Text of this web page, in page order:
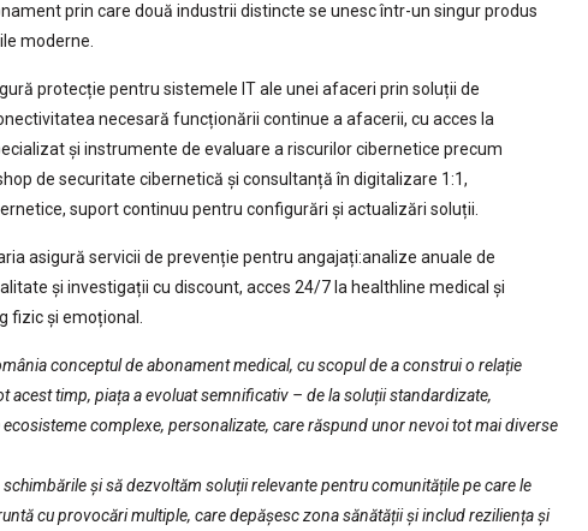
prin care două industrii distincte se unesc într-un singur produs
moderne.
protecție pentru sistemele IT ale unei afaceri prin soluții de
necesară funcționării continue a afacerii, cu acces la
și instrumente de evaluare a riscurilor cibernetice precum
de securitate cibernetică și consultanță în digitalizare 1:1,
suport continuu pentru configurări și actualizări soluții.
asigură servicii de prevenție pentru angajați:analize anuale de
și investigații cu discount, acces 24/7 la healthline medical și
fizic și emoțional.
conceptul de abonament medical, cu scopul de a construi o relație
acest timp, piața a evoluat semnificativ – de la soluții standardizate,
complexe, personalizate, care răspund unor nevoi tot mai diverse
și să dezvoltăm soluții relevante pentru comunitățile pe care le
cu provocări multiple, care depășesc zona sănătății și includ reziliența și